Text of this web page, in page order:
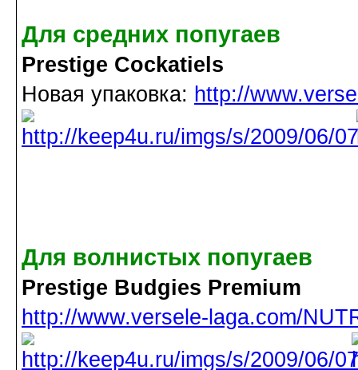
Для средних попугаев
Prestige Cockatiels
Новая упаковка: http://
Для волнистых попугаев
Prestige Budgies Premium
http://www.versele-laga.com/